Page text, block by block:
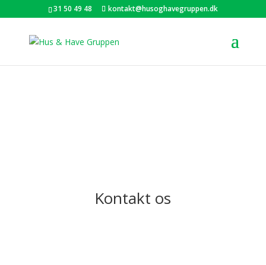
31 50 49 48 kontakt@husoghavegruppen.dk
Kontakt os